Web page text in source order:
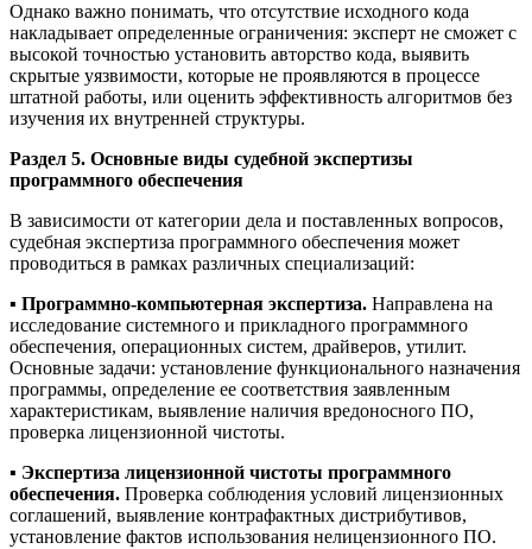
Однако важно понимать, что отсутствие исходного кода
накладывает определенные ограничения: эксперт не сможет с
высокой точностью установить авторство кода, выявить
скрытые уязвимости, которые не проявляются в процессе
штатной работы, или оценить эффективность алгоритмов без
изучения их внутренней структуры.
Раздел 5. Основные виды судебной экспертизы
программного обеспечения
В зависимости от категории дела и поставленных вопросов,
судебная экспертиза программного обеспечения может
проводиться в рамках различных специализаций:
▪️ Программно-компьютерная экспертиза. Направлена на
исследование системного и прикладного программного
обеспечения, операционных систем, драйверов, утилит.
Основные задачи: установление функционального назначения
программы, определение ее соответствия заявленным
характеристикам, выявление наличия вредоносного ПО,
проверка лицензионной чистоты.
▪️ Экспертиза лицензионной чистоты программного
обеспечения. Проверка соблюдения условий лицензионных
соглашений, выявление контрафактных дистрибутивов,
установление фактов использования нелицензионного ПО.